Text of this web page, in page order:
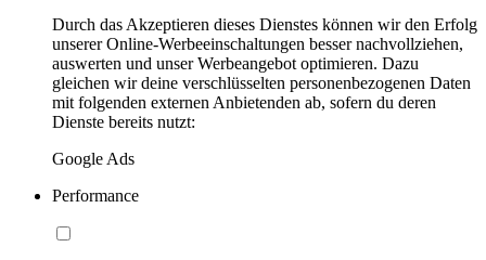
Durch das Akzeptieren dieses Dienstes können wir den Erfolg
unserer Online-Werbeeinschaltungen besser nachvollziehen,
auswerten und unser Werbeangebot optimieren. Dazu
gleichen wir deine verschlüsselten personenbezogenen Daten
mit folgenden externen Anbietenden ab, sofern du deren
Dienste bereits nutzt:
Google Ads
Performance